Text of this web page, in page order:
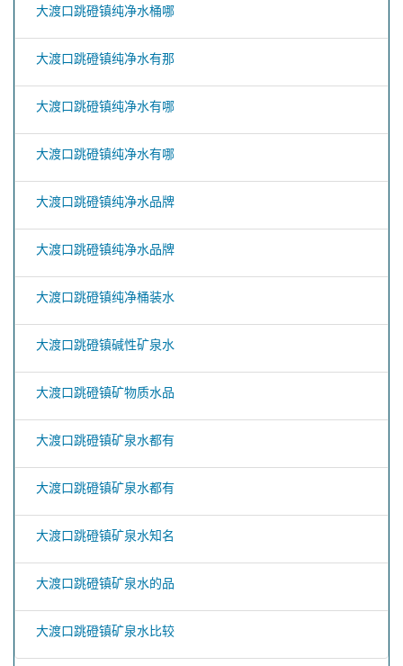
大渡口跳磴镇纯净水桶哪
大渡口跳磴镇纯净水有那
大渡口跳磴镇纯净水有哪
大渡口跳磴镇纯净水有哪
大渡口跳磴镇纯净水品牌
大渡口跳磴镇纯净水品牌
大渡口跳磴镇纯净桶装水
大渡口跳磴镇碱性矿泉水
大渡口跳磴镇矿物质水品
大渡口跳磴镇矿泉水都有
大渡口跳磴镇矿泉水都有
大渡口跳磴镇矿泉水知名
大渡口跳磴镇矿泉水的品
大渡口跳磴镇矿泉水比较